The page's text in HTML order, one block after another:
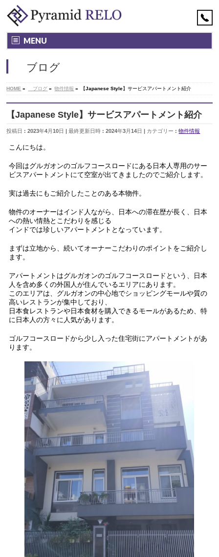
MENU
ブログ
HOME » ブログ » 物件情報 » 【Japanese Style】サービスアパートメント紹介
【Japanese Style】サービスアパートメント紹介
投稿日 : 2023年4月10日 最終更新日時 : 2024年3月14日 カテゴリー :物件情報
こんにちは。
今回はグルガオンのゴルフコースロードにある日本人専用のサー
ビスアパートメントにて空室が出てきましたのでご紹介します。
実は過去にもご紹介したことのある本物件。
物件のオーナーはインド人ながら、日本への滞在歴が長く、日本
への熱い情熱とこだわりを感じる
インドでは珍しいアパートメントとなっています。
まずは立地から、続いてオーナーこだわりのポイントをご紹介し
ます。
アパートメントはグルガオンのゴルフコースロードという、日本
人を含め多くの外国人が住んでいるエリアにあります。
このエリアは、グルガオンの中心地でショッピングモールや質の
高いレストランが集中しており、
日本食レストランや日本食材を購入できるモールがあるため、特
に日本人の方々に人気があります。
ゴルフコースロードから少し入った住宅街にアパートメントがあ
ります。